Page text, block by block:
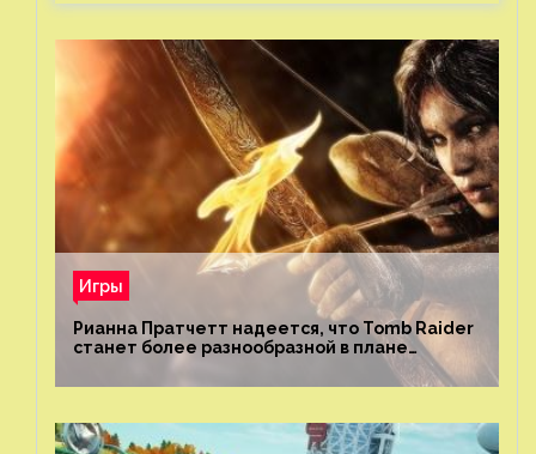
Игры
Рианна Пратчетт надеется, что Tomb Raider
станет более разнообразной в плане
репрезентации